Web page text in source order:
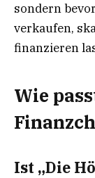
sondern
verkaufen,
finanzieren
Wie
Ist „Die